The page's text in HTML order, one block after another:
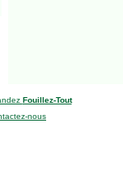
Fouillez-Tout
nous